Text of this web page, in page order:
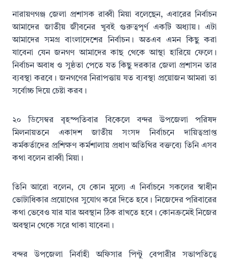
নারায়ণগঞ্জ জেলা প্রশাসক রাব্বী মিয়া বলেছেন, এবারের নির্বাচন
আমাদের জাতীয় জীবনের খুবই গুরুত্বপূর্ণ একটি অধ্যায়। এটা
আমাদের সমগ্র বাংলাদেশের নির্বাচন। অতএব এমন কিছু করা
যাবেনা যেন জনগণ আমাদের কাছ থেকে আস্থা হারিয়ে ফেলে।
নির্বাচন অবাধ ও সুষ্ঠতা পেতে যত কিছু দরকার জেলা প্রশাসন তার
ব্যবস্থা করবে। জনগণের নিরাপত্তায় যত ব্যবস্থা প্রয়োজন আমরা তা
সর্বোচ্চ দিয়ে চেষ্টা করব।
২০ ডিসেম্বর বৃহস্পতিবার বিকেলে বন্দর উপজেলা পরিষদ
মিলনায়তনে একাদশ জাতীয় সংসদ নির্বাচনে দায়িত্বপ্রাপ্ত
কর্মকর্তাদের প্রশিক্ষণ কর্মশালায় প্রধাণ অতিথির বক্তব্যে তিনি এসব
কথা বলেন রাব্বী মিয়া।
তিনি আরো বলেন, যে কোন মূল্যে এ নির্বাচনে সকলের স্বাধীন
ভোটাধিকার প্রয়োগের সুযোগ করে দিতে হবে। নিজেদের পরিবারের
কথা ভেবেও যার যার অবস্থান ঠিক রাখতে হবে। কোনক্রমেই নিজের
অবস্থান থেকে সরে থাকা যাবেনা।
বন্দর উপজেলা নির্বাহী অফিসার পিন্টু বেপারীর সভাপতিত্বে